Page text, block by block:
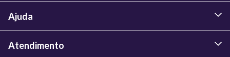
Ajuda
Atendimento